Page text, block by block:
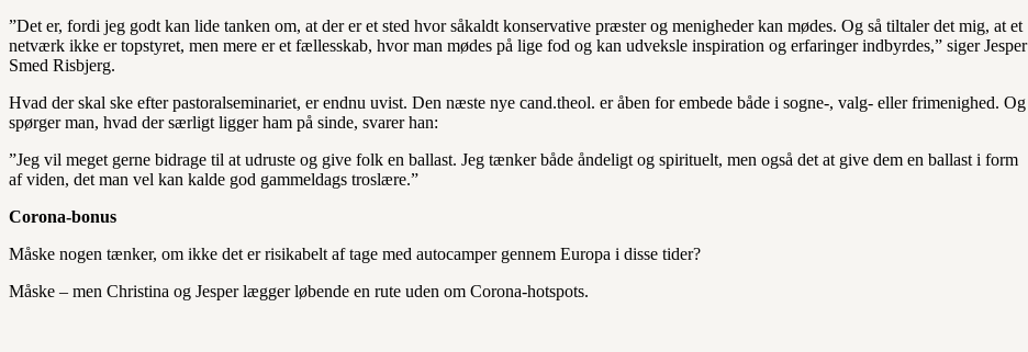
”Det er, fordi jeg godt kan lide tanken om, at der er et sted hvor såkaldt konservative præster og menigheder kan mødes. Og så tiltaler det mig, at et
netværk ikke er topstyret, men mere er et fællesskab, hvor man mødes på lige fod og kan udveksle inspiration og erfaringer indbyrdes,” siger Jesper
Smed Risbjerg.
Hvad der skal ske efter pastoralseminariet, er endnu uvist. Den næste nye cand.theol. er åben for embede både i sogne-, valg- eller frimenighed. Og
spørger man, hvad der særligt ligger ham på sinde, svarer han:
”Jeg vil meget gerne bidrage til at udruste og give folk en ballast. Jeg tænker både åndeligt og spirituelt, men også det at give dem en ballast i form
af viden, det man vel kan kalde god gammeldags troslære.”
Corona-bonus
Måske nogen tænker, om ikke det er risikabelt af tage med autocamper gennem Europa i disse tider?
Måske – men Christina og Jesper lægger løbende en rute uden om Corona-hotspots.